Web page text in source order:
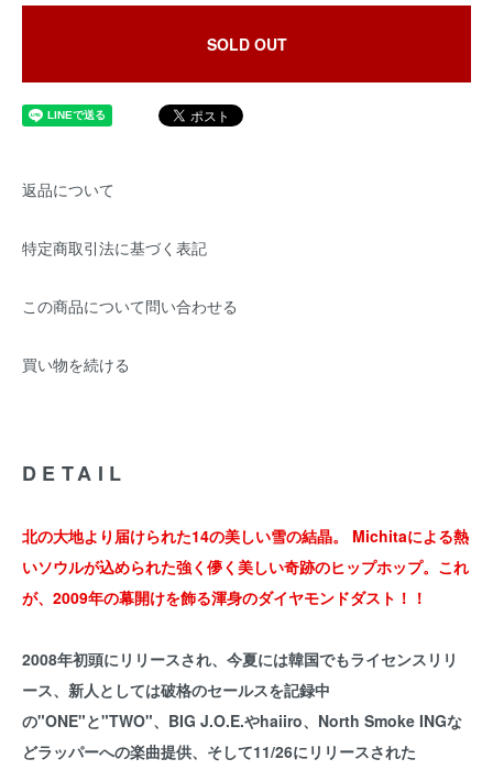
SOLD OUT
返品について
特定商取引法に基づく表記
この商品について問い合わせる
買い物を続ける
DETAIL
北の大地より届けられた14の美しい雪の結晶。 Michitaによる熱
いソウルが込められた強く儚く美しい奇跡のヒップホップ。これ
が、2009年の幕開けを飾る渾身のダイヤモンドダスト！！
2008年初頭にリリースされ、今夏には韓国でもライセンスリリ
ース、新人としては破格のセールスを記録中
の"ONE"と"TWO"、BIG J.O.E.やhaiiro、North Smoke INGな
どラッパーへの楽曲提供、そして11/26にリリースされた